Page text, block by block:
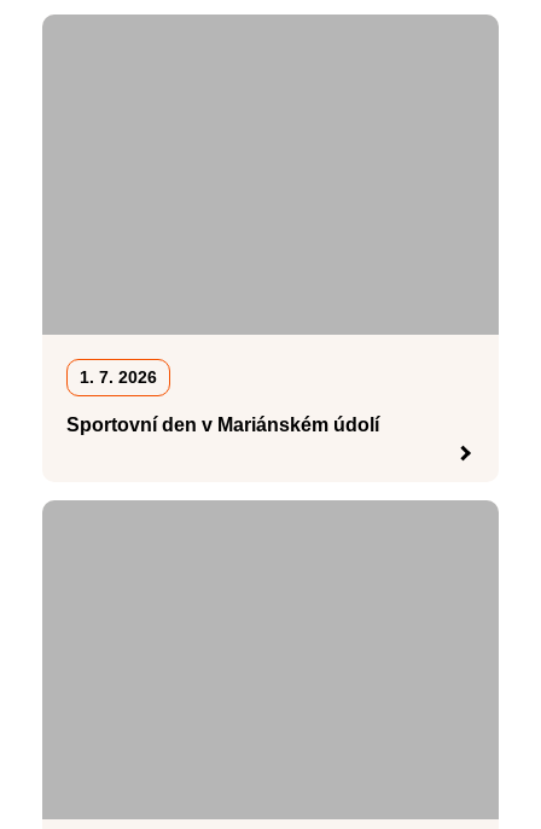
1. 7. 2026
Sportovní den v Mariánském údolí